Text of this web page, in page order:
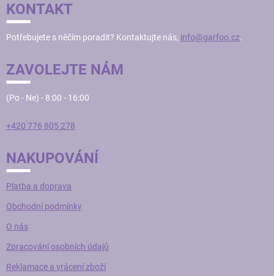
A
T
KONTAKT
Potřebujete s něčím poradit? Kontaktujte nás, info@garfoo.cz.
ZAVOLEJTE NÁM
(Po - Ne) - 8:00 - 16:00
+420 776 805 278
NAKUPOVÁNÍ
Platba a doprava
Obchodní podmínky
O nás
Zpracování osobních údajů
Reklamace a vrácení zboží